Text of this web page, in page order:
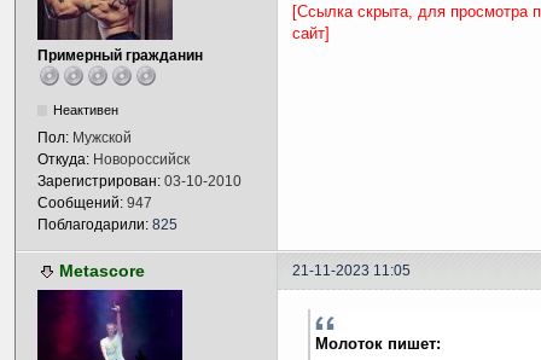
Примерный гражданин
Неактивен
Пол: Мужской
Откуда: Новороссийск
Зарегистрирован: 03-10-2010
Сообщений: 947
Поблагодарили: 825
[Ссылка скрыта, для просмотра
сайт]
Metascore 21-11-2023 11:05
Молоток пишет: